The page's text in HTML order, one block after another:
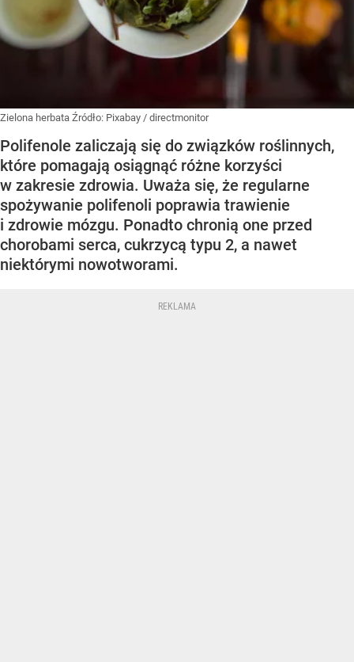
Zielona herbata Źródło: Pixabay / directmonitor
Polifenole zaliczają się do związków roślinnych,
które pomagają osiągnąć różne korzyści
w zakresie zdrowia. Uważa się, że regularne
spożywanie polifenoli poprawia trawienie
i zdrowie mózgu. Ponadto chronią one przed
chorobami serca, cukrzycą typu 2, a nawet
niektórymi nowotworami.